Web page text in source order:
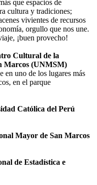
que espacios de
cultura y tradiciones;
vivientes de recursos
orgullo que nos une.
¡buen provecho!
Cultural de la
Marcos (UNMSM)
en uno de los lugares más
en el parque
Católica del Perú
Mayor de San Marcos
de Estadística e